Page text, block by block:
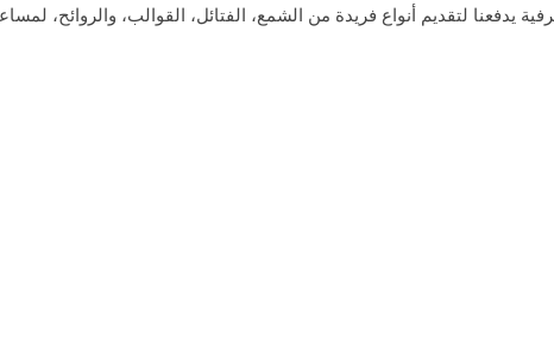
والحرفية يدفعنا لتقديم أنواع فريدة من الشمع، الفتائل، القوالب،